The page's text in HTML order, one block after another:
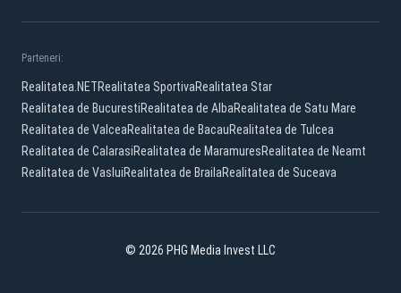
Parteneri:
Realitatea.NETRealitatea SportivaRealitatea Star
Realitatea de BucurestiRealitatea de AlbaRealitatea de Satu Mare
Realitatea de ValceaRealitatea de BacauRealitatea de Tulcea
Realitatea de CalarasiRealitatea de MaramuresRealitatea de Neamt
Realitatea de VasluiRealitatea de BrailaRealitatea de Suceava
© 2026 PHG Media Invest LLC